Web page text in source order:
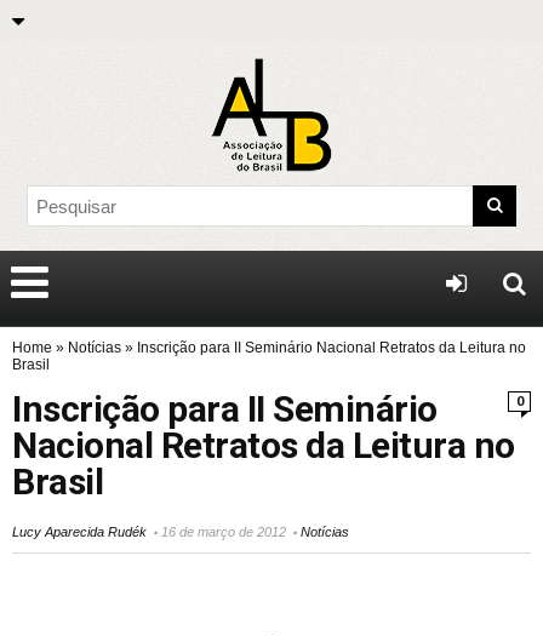
Home » Notícias » Inscrição para II Seminário Nacional Retratos da Leitura no
Brasil
0
Inscrição para II Seminário
Nacional Retratos da Leitura no
Brasil
Lucy Aparecida Rudék 16 de março de 2012 Notícias